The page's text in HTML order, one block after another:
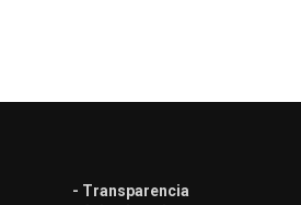
- Transparencia